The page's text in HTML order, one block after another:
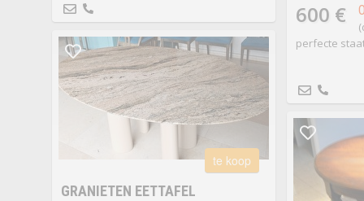
600 €
perfecte
te koop
GRANIETEN EETTAFEL